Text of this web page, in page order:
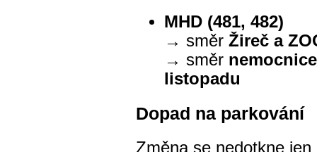
MHD (481, 482)
→ směr Žireč a
→ směr nemocnice
listopadu
Dopad na parkování
Změna se nedotkne